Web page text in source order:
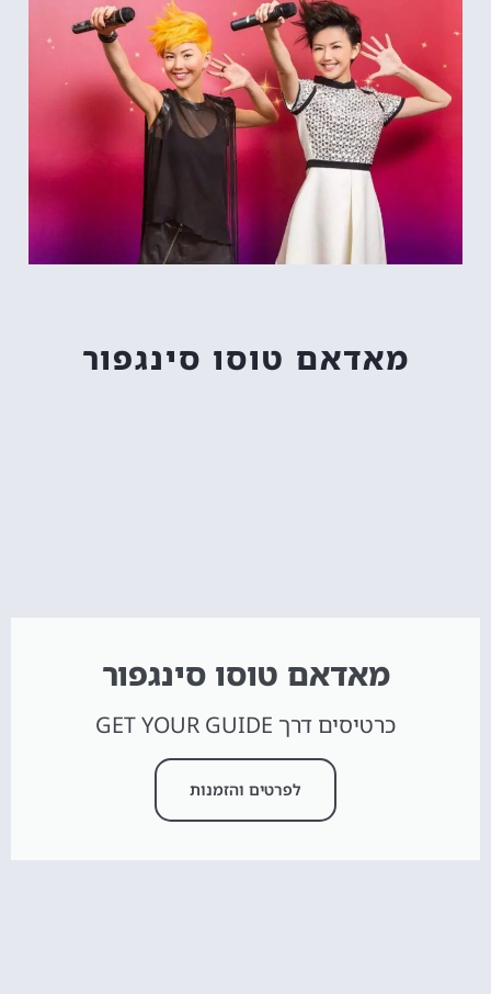
מאדאם טוסו סינגפור
מאדאם טוסו סינגפור
כרטיסים דרך GET YOUR GUIDE
לפרטים והזמנות